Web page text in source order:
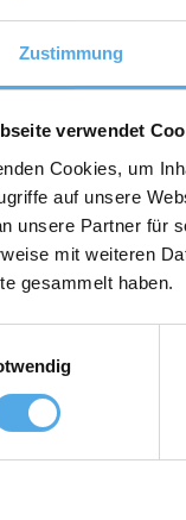
Zustimmung
verwendet
Cookies, um
auf unsere
unsere Partner für
mit weiteren
gesammelt haben.